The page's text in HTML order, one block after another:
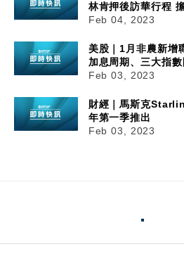
林肯押後訪華行程
Feb 04, 2023
美股｜1月非農新增
加息周期、三大指
Feb 03, 2023
財經｜馬斯克
年第一季推出
Feb 03, 2023